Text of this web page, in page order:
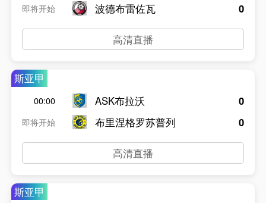
即将开始
波德布雷佐瓦
0
高清直播
斯亚甲
00:00
即将开始
ASK布拉沃
布里涅格罗苏普列
0
0
高清直播
斯亚甲